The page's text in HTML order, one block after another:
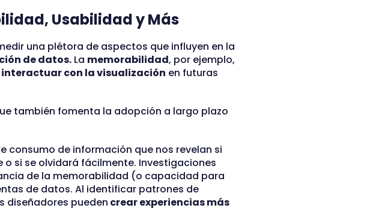
Usabilidad y Más
una plétora de aspectos que influyen en la
de datos.La memorabilidad, por ejemplo,
interactuar con la visualización en futuras
también fomenta la adopción a largo plazo
de información que nos revelan si
si se olvidará fácilmente. Investigaciones
de la memorabilidad (o capacidad para
de datos. Al identificar patrones de
diseñadores pueden crear experiencias más